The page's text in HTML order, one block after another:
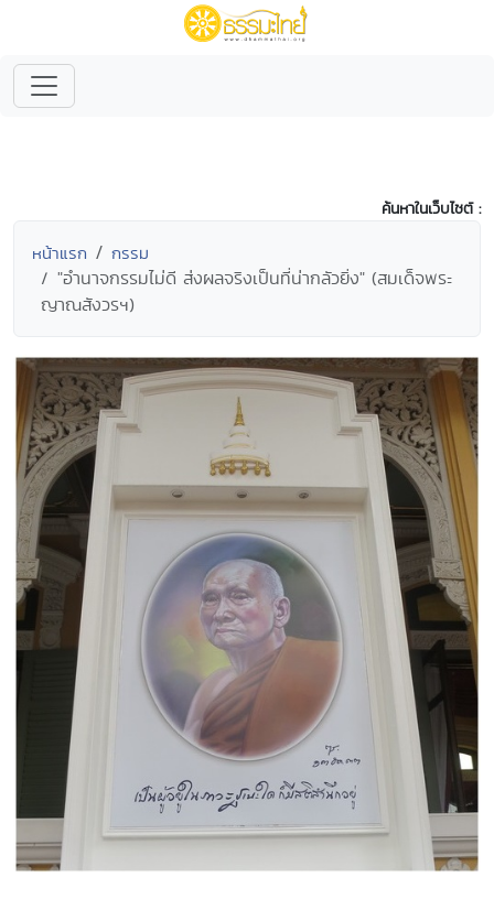
ค้นหาในเว็บไซต์ :
หน้าแรก กรรม
"อำนาจกรรมไม่ดี ส่งผลจริงเป็นที่น่ากลัวยิ่ง" (สมเด็จพระ
ญาณสังวรฯ)